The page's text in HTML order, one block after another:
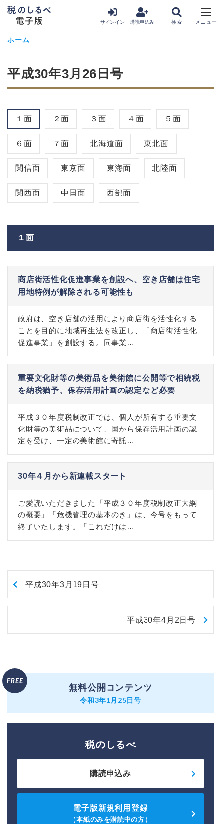
サインイン 購読申込み
ホーム
平成30年3月26日号
１面 ２面 ３面 ４面 ５面
６面 ７面 北海道面 東北面
関信面 東京面 東海面 北陸面
関西面 中国面 西部面
１面
商店街活性化促進事業を創設へ、空き店舗は住宅
用地特例が解除される可能性も
政府は、空き店舗の活用により商店街を活性化する
ことを目的に地域再生法を改正し、「商店街活性化
促進事業」を創設する。同事業…
重要文化財等の美術品を美術館に公開等で相続税
を納税猶予、保存活用計画の認定など必要
平成３０年度税制改正では、個人が所有する重要文
化財等の美術品について、国から保存活用計画の認
定を受け、一定の美術館に寄託…
30年４月から新連載スタート
ご愛読いただきました「平成３０年度税制改正大綱
の概要」「危機管理の基本のき」は、今号をもって
終了いたします。「これだけは…
平成30年3月19日号
平成30年4月2日号
無料公開コンテンツ
令和3年1月25日号
税のしるべ
購読申込み
電子版新規利用登録
（本紙のみを購読中の方）